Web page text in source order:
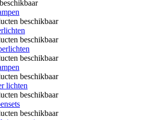
beschikbaar
beschikbaar
beschikbaar
beschikbaar
lichten
beschikbaar
beschikbaar